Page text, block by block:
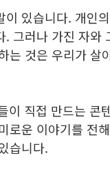
있습니다. 개인
그러나 가진 자와
는 것은 우리가 살
직접 만드는 콘
로운 이야기를 전
습니다.